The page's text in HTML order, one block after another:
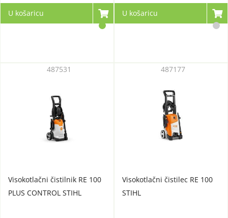
U košaricu U košaricu
Visokotlačni čistilnik RE 100
PLUS CONTROL STIHL
487531
Visokotlačni čistilec RE 100
STIHL
487177